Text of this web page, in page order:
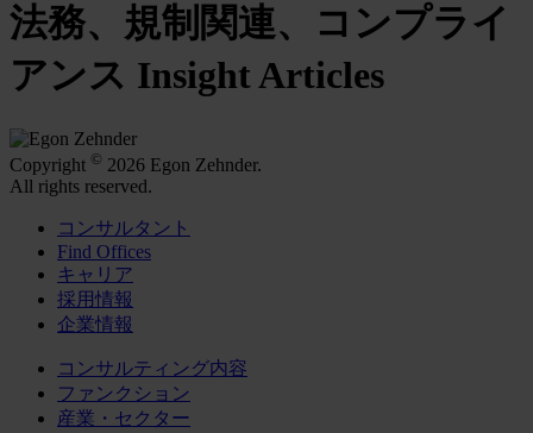
法務、規制関連、コンプライ
アンス Insight Articles
Copyright © 2026 Egon Zehnder.
All rights reserved.
コンサルタント
Find Offices
キャリア
採用情報
企業情報
コンサルティング内容
ファンクション
産業・セクター